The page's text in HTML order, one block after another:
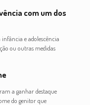
com um dos
e adolescência
ou outras medidas
a ganhar destaque
do genitor que